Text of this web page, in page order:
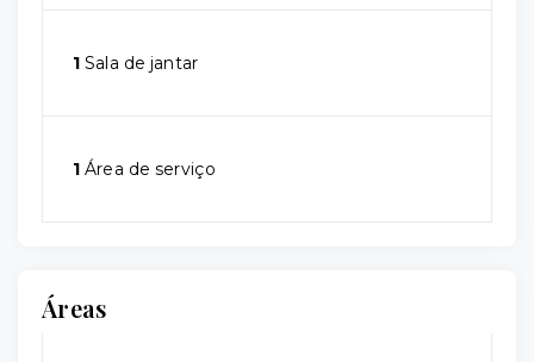
1 Sala de jantar
1 Área de serviço
Áreas